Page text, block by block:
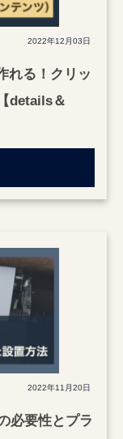
2022年12月03日
れる！クリッ
details＆
2022年11月20日
必要性とプラ